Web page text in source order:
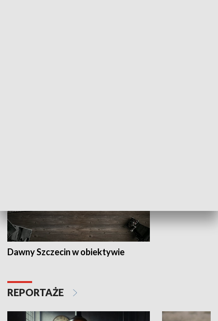
Dawny Szczecin w obiektywie
REPORTAŻE